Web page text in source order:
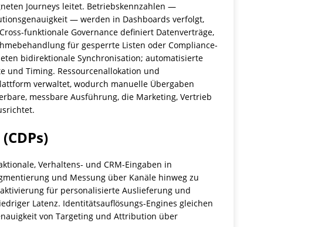
Journeys leitet. Betriebskennzahlen —
— werden in Dashboards verfolgt,
funktionale Governance definiert Datenverträge,
für gesperrte Listen oder Compliance-
bidirektionale Synchronisation; automatisierte
und Timing. Ressourcenallokation und
verwaltet, wodurch manuelle Übergaben
messbare Ausführung, die Marketing, Vertrieb
Verhaltens- und CRM-Eingaben in
und Messung über Kanäle hinweg zu
für personalisierte Auslieferung und
Latenz. Identitätsauflösungs-Engines gleichen
von Targeting und Attribution über